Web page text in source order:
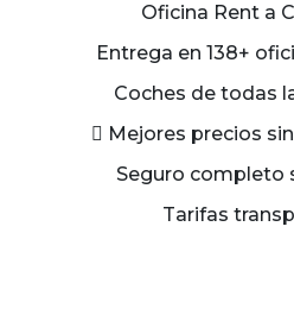
Oficina Rent a
Entrega en 138+
Coches de todas
Mejores precios
Seguro completo
Tarifas